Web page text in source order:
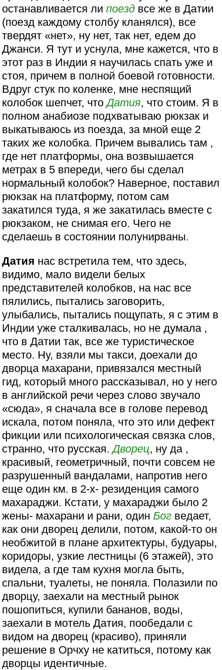
останавливается липоезд все же в Датии
(поезд каждому столбу кланялся), все
твердят «нет», ну нет, так нет, едем до
Джанси. Я тут и уснула, мне кажется, что в
этот раз в Индии я научилась спать уже и
стоя, причем в полной боевой готовности.
Вдруг стук по коленке, мне неспящий
колобок шепчет, чтоДатия, что стоим. Я в
полном анабиозе подхватываю рюкзак и
выкатываюсь из поезда, за мной еще 2
таких же колобка. Причем вывались там ,
где нет платформы, она возвышается
метрах в 5 впереди, чего бы сделал
нормальный колобок? Наверное, поставил
рюкзак на платформу, потом сам
закатился туда, я же закатилась вместе с
рюкзаком, не снимая его. Чего не
сделаешь в состоянии полунирваны.
Датия нас встретила тем, что здесь,
видимо, мало видели белых
представителей колобков, на нас все
пялились, пытались заговорить,
улыбались, пытались пощупать, я с этим в
Индии уже сталкивалась, но не думала ,
что в Датии так, все же туристическое
место. Ну, взяли мы такси, доехали до
дворца махарани, привязался местный
гид, который много рассказывал, но у него
в английской речи через слово звучало
«сюда», я сначала все в голове перевод
искала, потом поняла, что это или дефект
фикции или психологическая связка слов,
странно, что русская.Дворец, ну да ,
красивый, геометричный, почти совсем не
разрушенный вандалами, напротив него
еще один км. в 2-х- резиденция самого
махараджи. Кстати, у махараджи было 2
жены- махарани и рани, один Бог ведает,
как они дворец делили, потом, какой-то он
необжитой в плане архитектуры, будуары,
коридоры, узкие лестницы (6 этажей), это
видела, а где там кухня могла быть,
спальни, туалеты, не поняла. Полазили по
дворцу, заехали на местный рынок
пошопиться, купили бананов, воды,
заехали в мотель Датия, пообедали с
видом на дворец (красиво), приняли
решение в Орчху не катиться, потому как
дворцы идентичные.